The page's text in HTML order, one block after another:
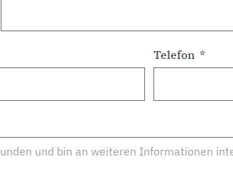
Telefon